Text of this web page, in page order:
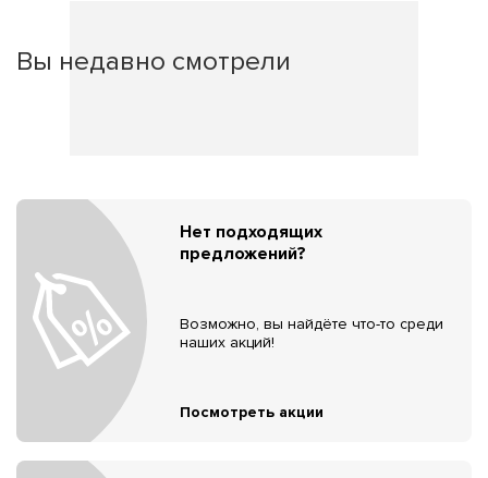
Вы недавно смотрели
Нет подходящих
предложений?
Возможно, вы найдёте что-то среди
наших акций!
Посмотреть акции